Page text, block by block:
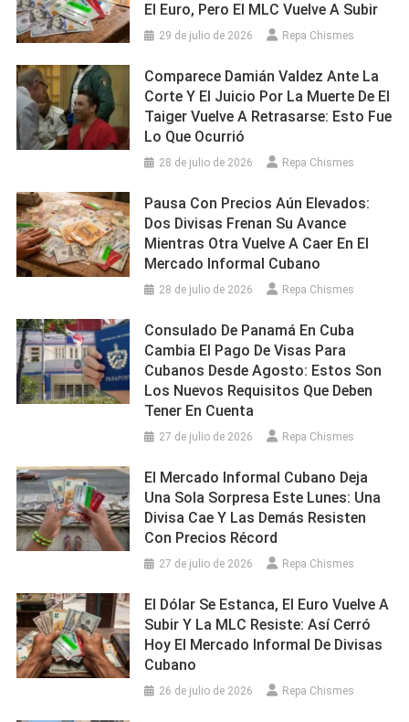
El Euro, Pero El MLC Vuelve A Subir
29 de julio de 2026 Repa Chismes
Comparece Damián Valdez Ante La
Corte Y El Juicio Por La Muerte De El
Taiger Vuelve A Retrasarse: Esto Fue
Lo Que Ocurrió
28 de julio de 2026 Repa Chismes
Pausa Con Precios Aún Elevados:
Dos Divisas Frenan Su Avance
Mientras Otra Vuelve A Caer En El
Mercado Informal Cubano
28 de julio de 2026 Repa Chismes
Consulado De Panamá En Cuba
Cambia El Pago De Visas Para
Cubanos Desde Agosto: Estos Son
Los Nuevos Requisitos Que Deben
Tener En Cuenta
27 de julio de 2026 Repa Chismes
El Mercado Informal Cubano Deja
Una Sola Sorpresa Este Lunes: Una
Divisa Cae Y Las Demás Resisten
Con Precios Récord
27 de julio de 2026 Repa Chismes
El Dólar Se Estanca, El Euro Vuelve A
Subir Y La MLC Resiste: Así Cerró
Hoy El Mercado Informal De Divisas
Cubano
26 de julio de 2026 Repa Chismes